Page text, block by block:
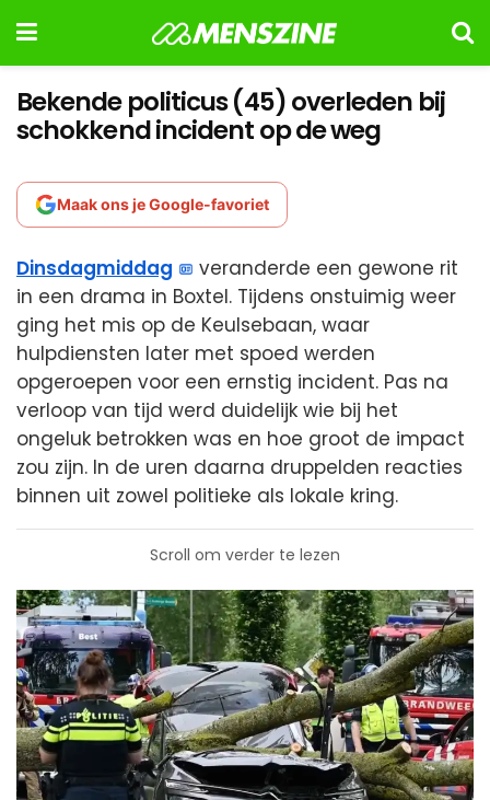
Bekende politicus (45) overleden bij
schokkend incident op de weg
Maak ons je Google-favoriet
Dinsdagmiddag
veranderde een gewone rit
in een drama in Boxtel. Tijdens onstuimig weer
ging het mis op de Keulsebaan, waar
hulpdiensten later met spoed werden
opgeroepen voor een ernstig incident. Pas na
verloop van tijd werd duidelijk wie bij het
ongeluk betrokken was en hoe groot de impact
zou zijn. In de uren daarna druppelden reacties
binnen uit zowel politieke als lokale kring.
Scroll om verder te lezen